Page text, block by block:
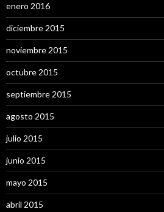
enero 2016
diciembre 2015
noviembre 2015
octubre 2015
septiembre 2015
agosto 2015
julio 2015
junio 2015
mayo 2015
abril 2015